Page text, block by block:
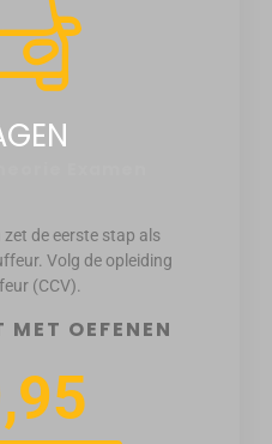
de eerste stap als
Volg de opleiding
(CCV).
OEFENEN